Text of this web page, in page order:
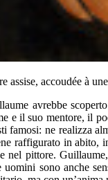
accoudée à
avrebbe
e il suo mentore, il
famosi: ne realizza
raffigurato in abito,
nel pittore.
uomini sono anche